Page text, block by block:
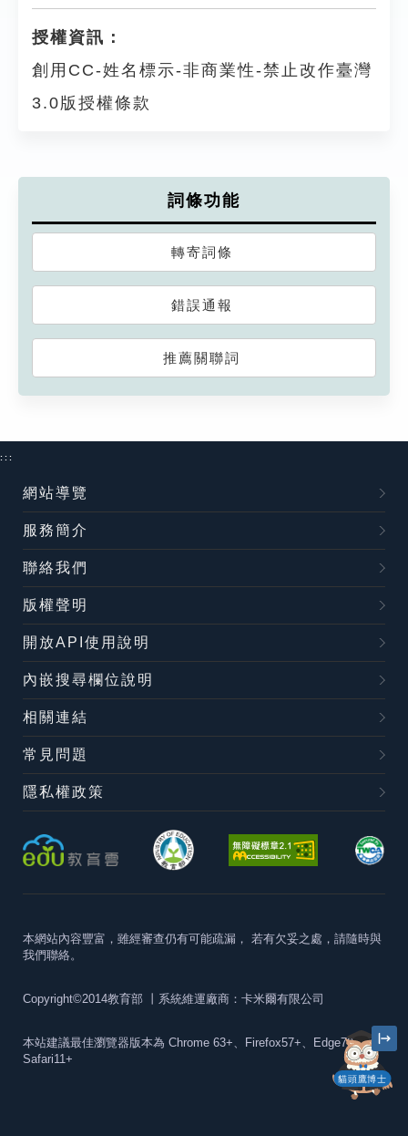
授權資訊：
創用CC-姓名標示-非商業性-禁止改作臺灣
3.0版授權條款
詞條功能
轉寄詞條
錯誤通報
推薦關聯詞
貓頭鷹博士
:::
網站導覽
服務簡介
聯絡我們
版權聲明
開放API使用說明
內嵌搜尋欄位說明
相關連結
常見問題
隱私權政策
本網站內容豐富，雖經審查仍有可能疏漏， 若有欠妥之處，請隨時與
我們聯絡。
Copyright©2014教育部 丨系統維運廠商：卡米爾有限公司
本站建議最佳瀏覽器版本為 Chrome 63+、Firefox57+、Edge79+及
Safari11+